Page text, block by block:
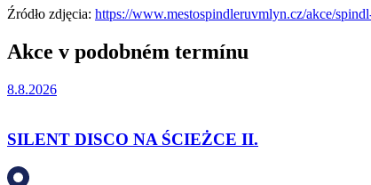
Źródło zdjęcia: https://www.mestospindleruvmlyn.cz/akce/
Akce v podobném termínu
8.8.2026
SILENT DISCO NA ŚCIEŻCE II.